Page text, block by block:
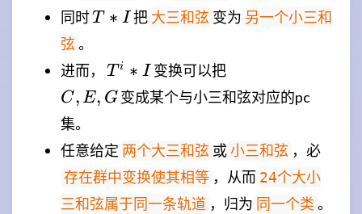
同时T
T ∗ I 把 大三和弦 变为 另一个小三和
弦。
进而， T^{i}
* I
T i ∗ I 变换可以把
{C,E,G\\}
C,E, G变成某个与小三和弦对应的pc
集。
任意给定 两个大三和弦 或小三和弦 ，必
存在群中变换使其相等 ，从而 24个大小
三和弦属于同一条轨道 ，归为 同一个类 。